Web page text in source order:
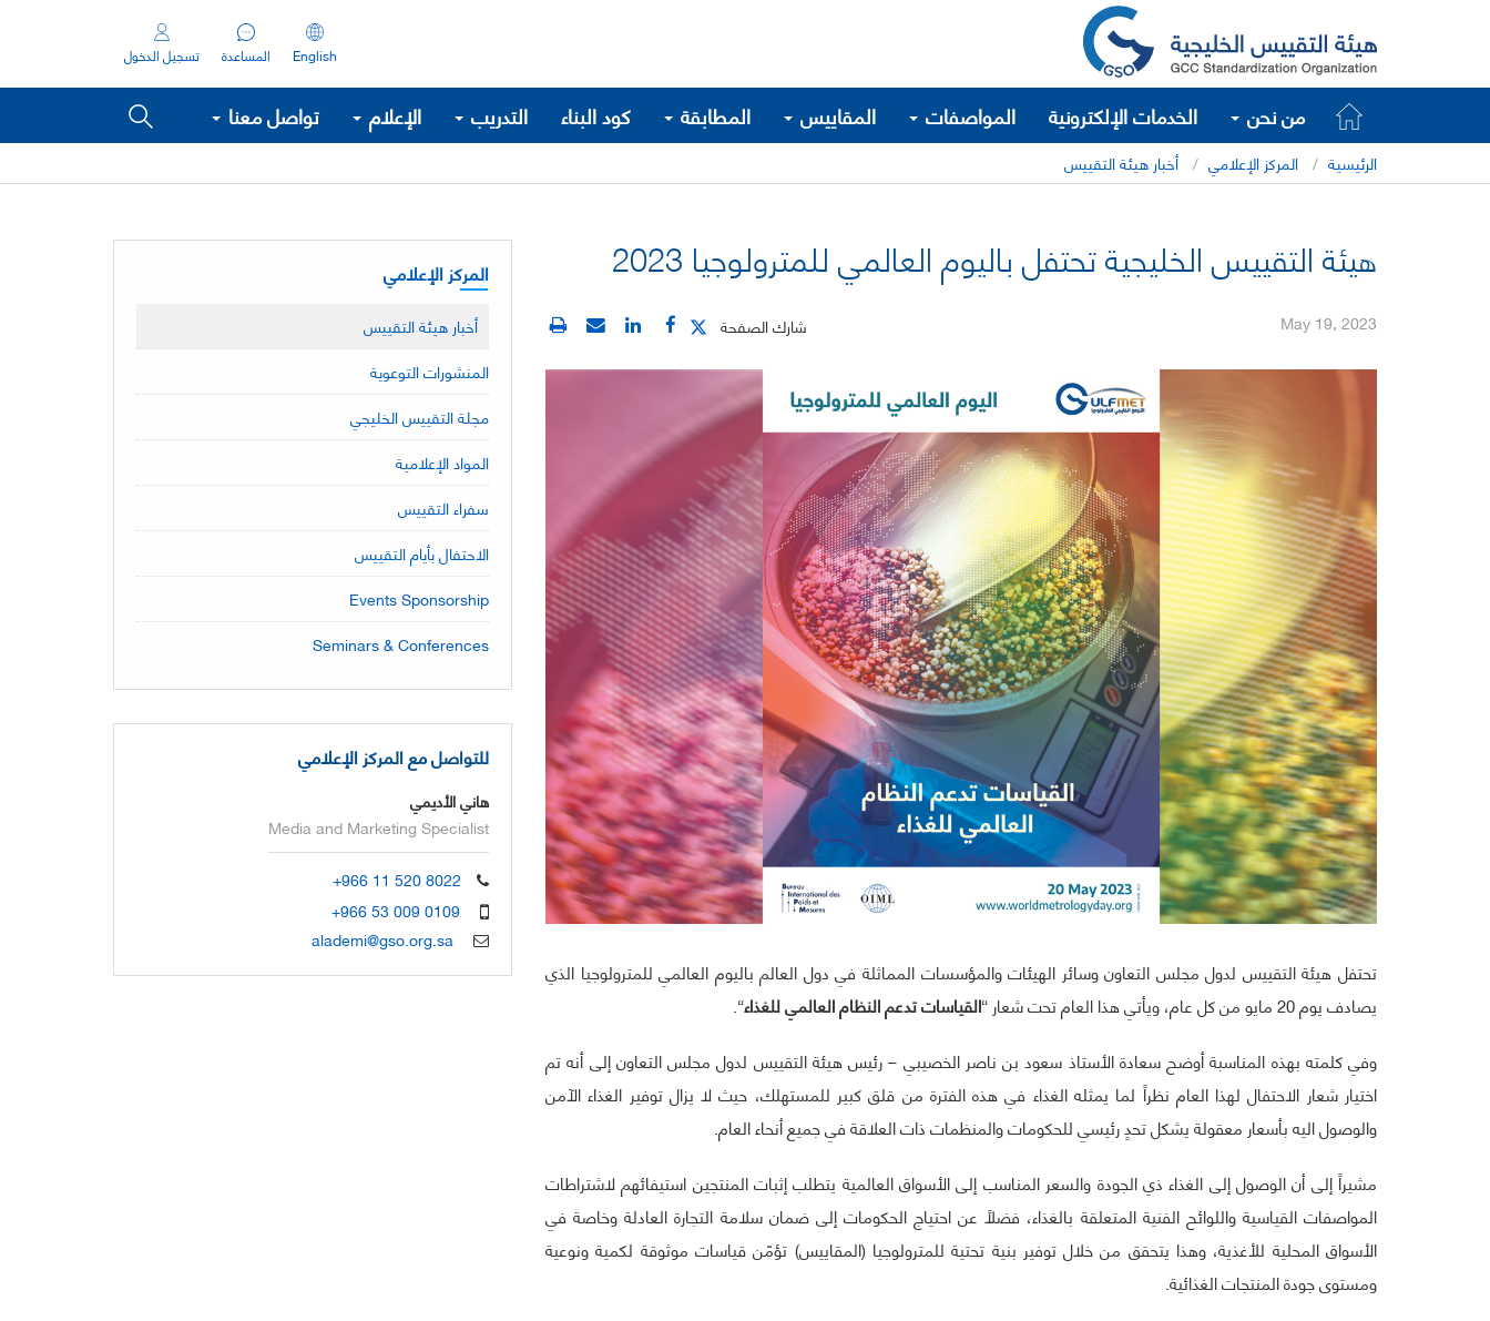
English المساعدة تسجيل الدخول
من نحن الخدمات الإلكترونية المواصفات المقاييس المطابقة كود البناء التدريب الإعلام تواصل معنا
الرئيسية المركز الإعلامي أخبار هيئة التقييس
هيئة التقييس الخليجية تحتفل باليوم العالمي للمترولوجيا 2023
شارك الصفحة May 19, 2023
تحتفل هيئة التقييس لدول مجلس التعاون وسائر الهيئات والمؤسسات المماثلة في دول العالم باليوم العالمي للمترولوجيا الذي
يصادف يوم 20 مايو من كل عام، ويأتي هذا العام تحت شعار “
القياسات تدعم النظام العالمي للغذاء“.
وفي كلمته بهذه المناسبة أوضح سعادة الأستاذ سعود بن ناصر الخصيبي – رئيس هيئة التقييس لدول مجلس التعاون إلى أنه تم
اختيار شعار الاحتفال لهذا العام نظراً لما يمثله الغذاء في هذه الفترة من قلق كبير للمستهلك، حيث لا يزال توفير الغذاء الآمن
والوصول اليه بأسعار معقولة يشكل تحدٍ رئيسي للحكومات والمنظمات ذات العلاقة في جميع أنحاء العام.
مشيراً إلى أن الوصول إلى الغذاء ذي الجودة والسعر المناسب إلى الأسواق العالمية يتطلب إثبات المنتجين استيفائهم لاشتراطات
المواصفات القياسية واللوائح الفنية المتعلقة بالغذاء، فضلاً عن احتياج الحكومات إلى ضمان سلامة التجارة العادلة وخاصة في
الأسواق المحلية للأغذية، وهذا يتحقق من خلال توفير بنية تحتية للمترولوجيا (المقاييس) تؤمّن قياسات موثوقة لكمية ونوعية
ومستوى جودة المنتجات الغذائية.
المركز الإعلامي
أخبار هيئة التقييس
المنشورات التوعوية
مجلة التقييس الخليجي
المواد الإعلامية
سفراء التقييس
الاحتفال بأيام التقييس
Events Sponsorship
Seminars & Conferences
للتواصل مع المركز الإعلامي
هاني الأديمي
Media and Marketing Specialist
+966 11 520 8022
+966 53 009 0109
alademi@gso.org.sa